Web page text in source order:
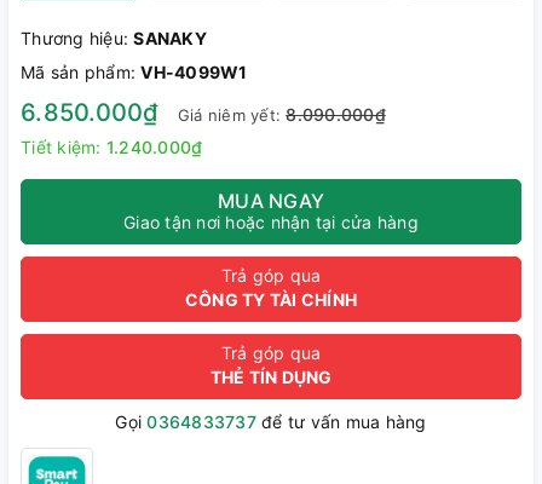
Thương hiệu:SANAKY
Mã sản phẩm:VH-4099W1
6.850.000₫ Giá niêm yết:8.090.000₫
Tiết kiệm: 1.240.000₫
MUA NGAY
Giao tận nơi hoặc nhận tại cửa hàng
Trả góp qua
CÔNG TY TÀI CHÍNH
Trả góp qua
THẺ TÍN DỤNG
Gọi0364833737để tư vấn mua hàng